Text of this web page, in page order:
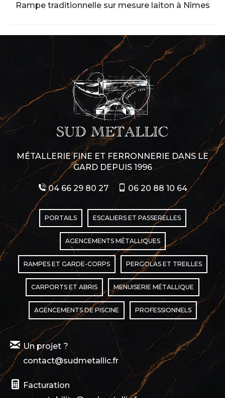
Album
Rampe traditionnelle sur mesure laiton à Nîmes
MÉTALLERIE FINE ET FERRONNERIE DANS LE
GARD DEPUIS 1996
04 66 29 80 27 06 20 88 10 64
PORTAILS ESCALIERS ET PASSERELLES
AGENCEMENTS MÉTALLIQUES
RAMPES ET GARDE-CORPS PERGOLAS ET TREILLES
CARPORTS ET ABRIS MENUISERIE MÉTALLIQUE
AGENCEMENTS DE PISCINE PROFESSIONNELS
Un projet ?
contact@sudmetallic.fr
Facturation